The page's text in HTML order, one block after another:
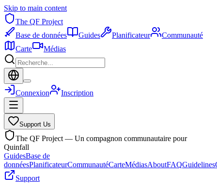
Skip to main content
The QF Project
Base de données
Guides Planificateur
Communauté
Carte
Médias
Connexion Inscription
Support Us
The QF Project — Un compagnon communautaire pour
Quinfall
GuidesBase de
donnéesPlanificateurCommunautéCarteMédiasAboutFAQGuidelines
Support